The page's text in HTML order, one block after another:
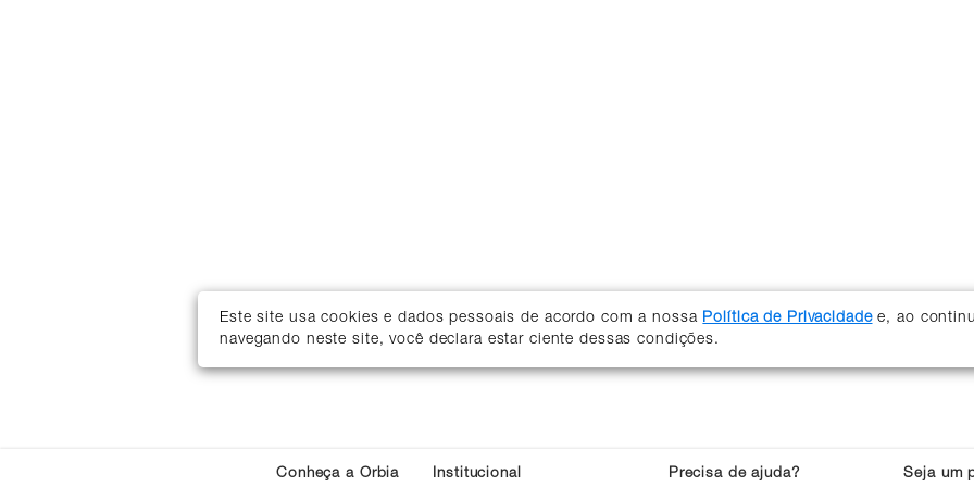
Este site usa cookies e dados pessoais de acordo com a nossa Política de Privacidadee, ao
navegando neste site, você declara estar ciente dessas condições.
Conheça a Orbia Institucional Precisa de ajuda? Seja um